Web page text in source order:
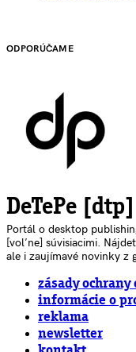
ODPORÚČAME
DeTePe [dtp]
Portál o desktop
[voľne] súvisiacimi.
ale i zaujímavé novinky z
zásady ochrany
informácie o
reklama
newsletter